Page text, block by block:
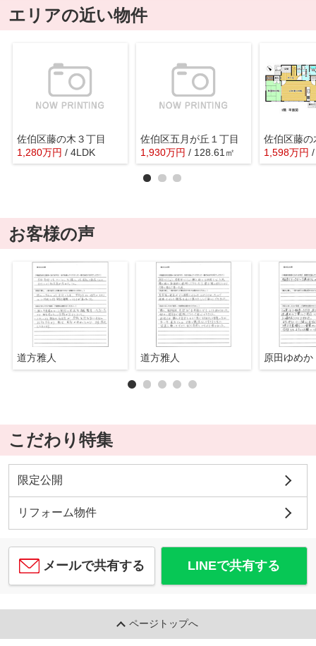
エリアの近い物件
佐伯区藤の木３丁目
1,280万円 / 4LDK
佐伯区五月が丘１丁目
1,930万円 / 128.61㎡
佐伯区藤の
1,598万円
お客様の声
道方雅人 道方雅人 原田ゆめか
こだわり特集
限定公開
リフォーム物件
メールで共有する LINEで共有する
ページトップへ